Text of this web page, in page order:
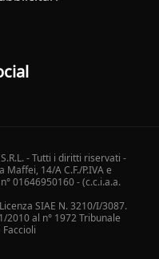
- Tutti i diritti riservati -
14/A C.F./P.IVA e
01646950160 - (c.c.i.a.a.
SIAE N. 3210/I/3087.
al n° 1972 Tribunale